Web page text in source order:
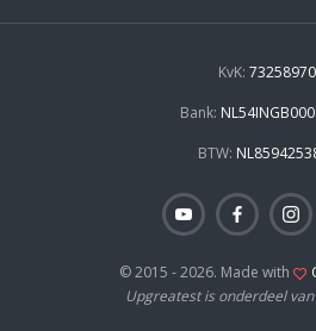
KvK: 73258970
Bank:
BTW:
© 2015 - 2026. Made with
Upgreatest is onderdeel